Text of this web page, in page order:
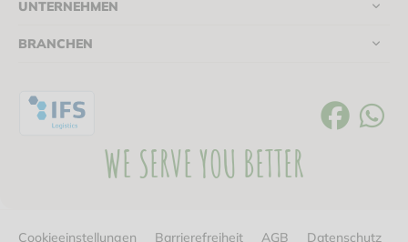
UNTERNEHMEN
BRANCHEN
WE SERVE YOU BETTER
Cookieeinstellungen Barrierefreiheit AGB Datenschutz